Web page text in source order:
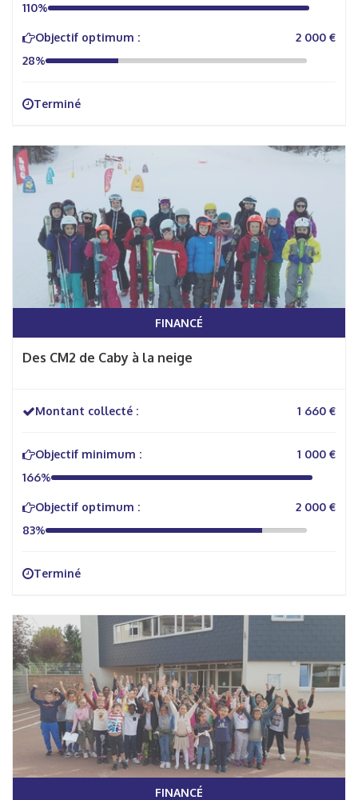
110%
Objectif optimum :
2 000 €
28%
Terminé
FINANCÉ
Des CM2 de Caby à la neige
Montant collecté : 1 660 €
Objectif minimum :
1 000 €
166%
Objectif optimum :
2 000 €
83%
Terminé
FINANCÉ